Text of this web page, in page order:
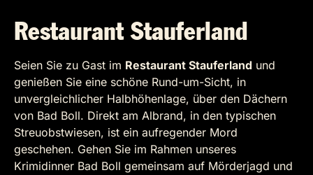
Restaurant Stauferland
Seien Sie zu Gast im Restaurant Stauferland und
genießen Sie eine schöne Rund-um-Sicht, in
unvergleichlicher Halbhöhenlage, über den Dächern
von Bad Boll. Direkt am Albrand, in den typischen
Streuobstwiesen, ist ein aufregender Mord
geschehen. Gehen Sie im Rahmen unseres
Krimidinner Bad Boll gemeinsam auf Mörderjagd und